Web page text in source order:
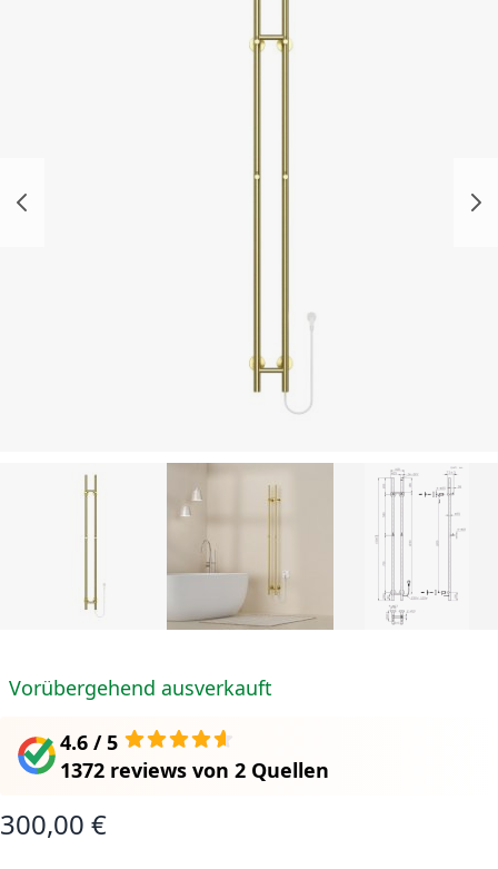
Vorübergehend ausverkauft
4.6 / 5
1372 reviews von 2 Quellen
300,00 €